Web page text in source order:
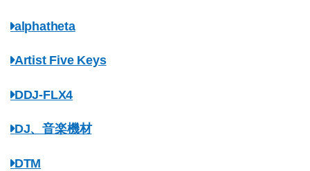
alphatheta
Artist Five Keys
DDJ-FLX4
DJ、音楽機材
DTM